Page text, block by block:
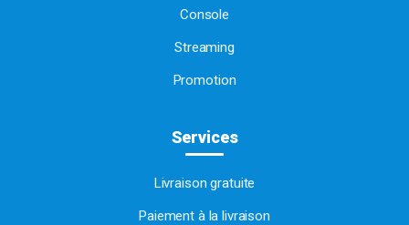
Console
Streaming
Promotion
Services
Livraison gratuite
Paiement à la livraison